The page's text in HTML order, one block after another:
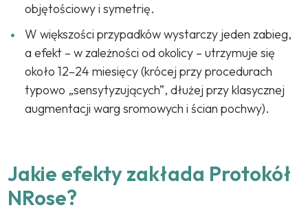
objętościowy i symetrię.
W większości przypadków wystarczy jeden zabieg,
a efekt – w zależności od okolicy – utrzymuje się
około 12–24 miesięcy (krócej przy procedurach
typowo „sensytyzujących”, dłużej przy klasycznej
augmentacji warg sromowych i ścian pochwy).
Jakie efekty zakłada Protokół
NRose?